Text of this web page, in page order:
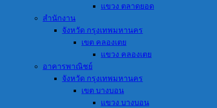
แขวง ตลาดยอด
สำนักงาน
จังหวัด กรุงเทพมหานคร
เขต คลองเตย
แขวง คลองเตย
อาคารพาณิชย์
จังหวัด กรุงเทพมหานคร
เขต บางบอน
แขวง บางบอน